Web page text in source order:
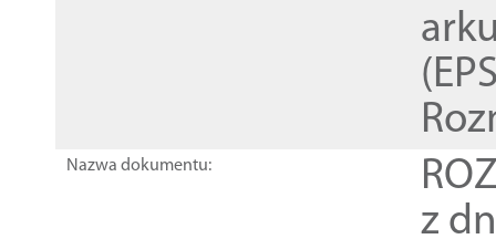
Nazwa dokumentu:
z